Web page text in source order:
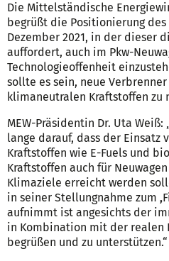
Die Mittelständische
begrüßt die Positionierung des
Dezember 2021, in der dieser
auffordert, auch im Pkw-
Technologieoffenheit
sollte es sein, neue
klimaneutralen Kraftstoffen zu
MEW-Präsidentin Dr. Uta Weiß:
lange darauf, dass der Einsatz
Kraftstoffen wie E-Fuels und
Kraftstoffen auch für
Klimaziele erreicht werden
in seiner Stellungnahme zum ‚
aufnimmt ist angesichts der
in Kombination mit der realen
begrüßen und zu unterstützen.“